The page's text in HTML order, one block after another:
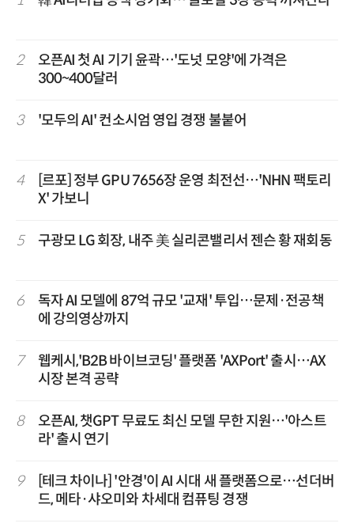
2
오픈AI 첫 AI 기기 윤곽…'도넛 모양'에 가격은
300~400달러
3 '모두의 AI' 컨소시엄 영입 경쟁 불붙어
4
[르포] 정부 GPU 7656장 운영 최전선…'NHN 팩토리
X' 가보니
5 구광모 LG 회장, 내주 美 실리콘밸리서 젠슨 황 재회동
6
독자 AI 모델에 87억 규모 '교재' 투입…문제·전공책
에 강의영상까지
7
웹케시,'B2B 바이브코딩' 플랫폼 'AXPort' 출시…AX
시장 본격 공략
8
오픈AI, 챗GPT 무료도 최신 모델 무한 지원…'아스트
라' 출시 연기
9
[테크 차이나] '안경'이 AI 시대 새 플랫폼으로…선더버
드, 메타·샤오미와 차세대 컴퓨팅 경쟁